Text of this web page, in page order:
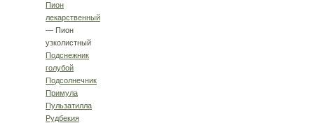
Пион
лекарственный
— Пион
узколистный
Подснежник
голубой
Подсолнечник
Примула
Пульзатилла
Рудбекия